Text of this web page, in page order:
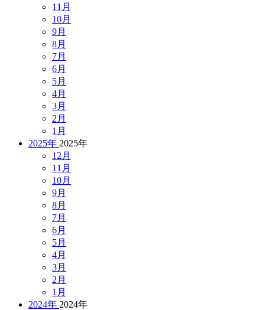
11月
10月
9月
8月
7月
6月
5月
4月
3月
2月
1月
2025年 2025年
12月
11月
10月
9月
8月
7月
6月
5月
4月
3月
2月
1月
2024年 2024年